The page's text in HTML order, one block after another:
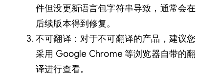
件但没更新语言包字符串导致，通常会在
后续版本得到修复。
不可翻译：对于不可翻译的产品，建议您
采用 Google Chrome 等浏览器自带的翻
译进行查看。